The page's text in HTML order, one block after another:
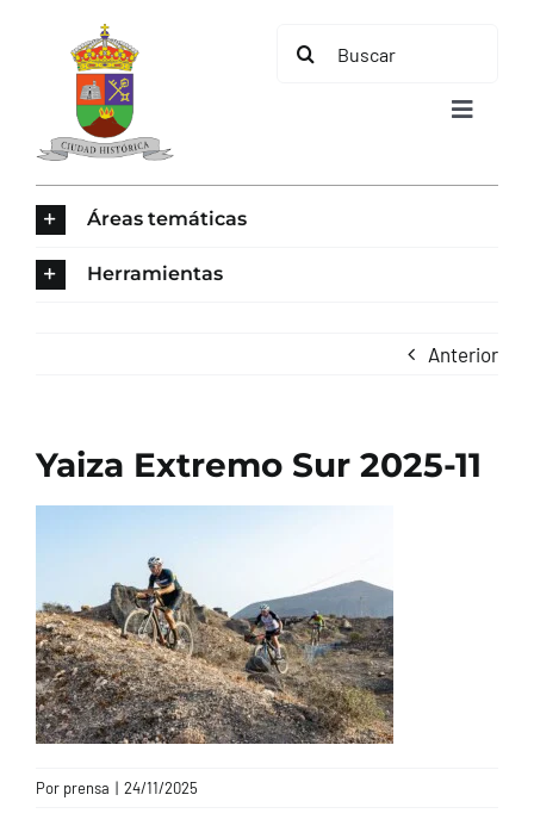
contenido
Buscar:
Toggle
Áreas temáticas
Herramientas
Anterior
Yaiza Extremo Sur 2025-11
Por prensa | 24/11/2025